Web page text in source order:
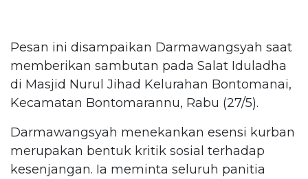
Pesan ini disampaikan Darmawangsyah saat
memberikan sambutan pada Salat Iduladha
di Masjid Nurul Jihad Kelurahan Bontomanai,
Kecamatan Bontomarannu, Rabu (27/5).
Darmawangsyah menekankan esensi kurban
merupakan bentuk kritik sosial terhadap
kesenjangan. Ia meminta seluruh panitia